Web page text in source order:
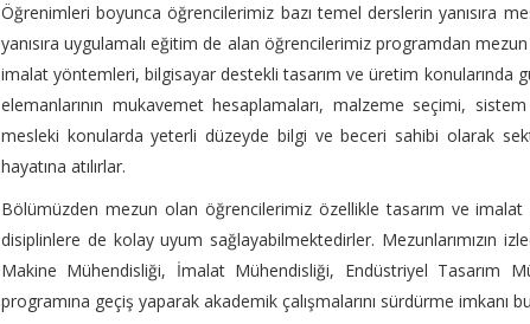
Öğrenimleri boyunca öğrencilerimiz bazı temel derslerin yanısıra
yanısıra uygulamalı eğitim de alan öğrencilerimiz programdan
imalat yöntemleri, bilgisayar destekli tasarım ve üretim konularında
elemanlarının mukavemet hesaplamaları, malzeme seçimi,
mesleki konularda yeterli düzeyde bilgi ve beceri sahibi olarak
hayatına atılırlar.
Bölümüzden mezun olan öğrencilerimiz özellikle tasarım ve
disiplinlere de kolay uyum sağlayabilmektedirler. Mezunlarımızın
Makine Mühendisliği, İmalat Mühendisliği, Endüstriyel Tasarım
programına geçiş yaparak akademik çalışmalarını sürdürme imkanı